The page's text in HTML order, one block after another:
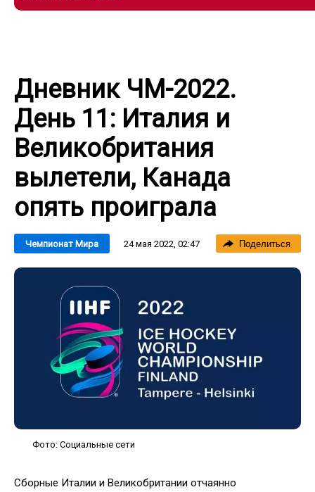
Дневник ЧМ-2022.
День 11: Италия и
Великобритания
вылетели, Канада
опять проиграла
Чемпионат Мира 24 мая 2022, 02:47 Поделиться
Фото: Социальные сети
Сборные Италии и Великобритании отчаянно